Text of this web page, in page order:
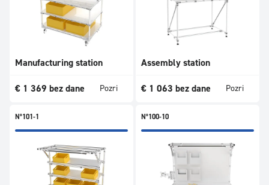
Manufacturing station
€ 1 369 bez dane Pozri
Assembly station
€ 1 063 bez dane Pozri
N°101-1 N°100-10